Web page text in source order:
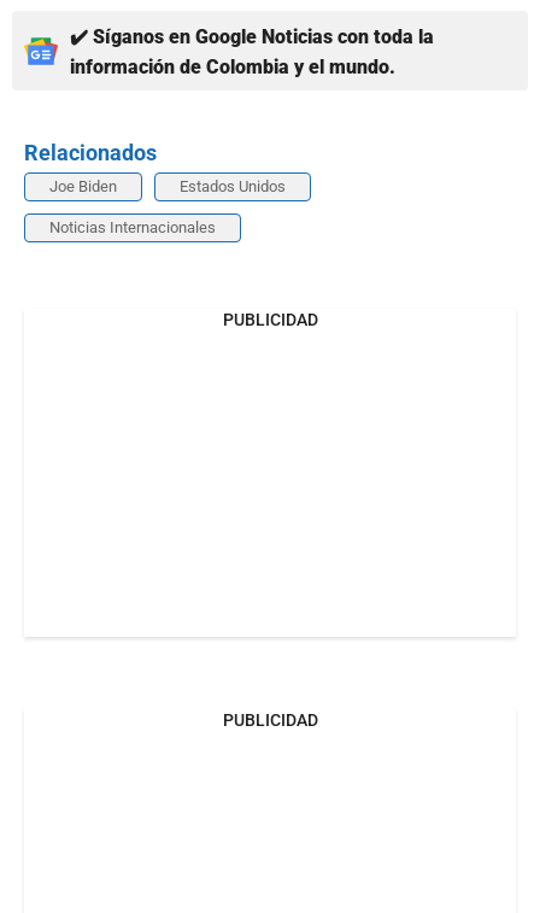
✔️ Síganos en Google Noticias con toda la
información de Colombia y el mundo.
Relacionados
Joe Biden Estados Unidos
Noticias Internacionales
PUBLICIDAD
PUBLICIDAD